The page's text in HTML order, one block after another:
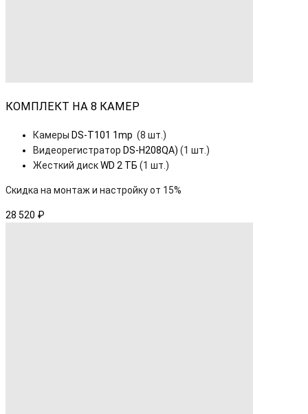
КОМПЛЕКТ НА 8 КАМЕР
Камеры DS-T101 1mp (8 шт.)
Видеорегистратор DS-H208QA) (1 шт.)
Жесткий дискWD 2 ТБ (1 шт.)
Скидка на монтаж и настройку от 15%
28 520 ₽